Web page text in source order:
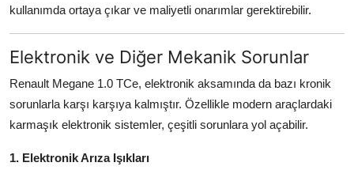
kullanımda ortaya çıkar ve maliyetli onarımlar gerektirebilir.
Elektronik ve Diğer Mekanik Sorunlar
Renault Megane 1.0 TCe, elektronik aksamında da bazı kronik
sorunlarla karşı karşıya kalmıştır. Özellikle modern araçlardaki
karmaşık elektronik sistemler, çeşitli sorunlara yol açabilir.
1. Elektronik Arıza Işıkları